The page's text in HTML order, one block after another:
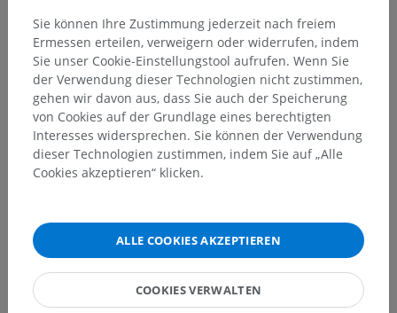
Sie können Ihre Zustimmung jederzeit nach freiem
Ermessen erteilen, verweigern oder widerrufen, indem
Sie unser Cookie-Einstellungstool aufrufen. Wenn Sie
der Verwendung dieser Technologien nicht zustimmen,
gehen wir davon aus, dass Sie auch der Speicherung
von Cookies auf der Grundlage eines berechtigten
Interesses widersprechen. Sie können der Verwendung
dieser Technologien zustimmen, indem Sie auf „Alle
Cookies akzeptieren“ klicken.
ALLE COOKIES AKZEPTIEREN
COOKIES VERWALTEN